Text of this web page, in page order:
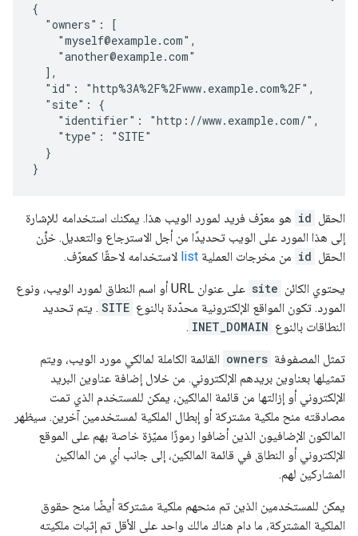
{
  "owners": [
    "myself@example.com",
    "another@example.com"
  ],
  "id": "http%3A%2F%2Fwww.example.com%2F",
  "site": {
    "identifier": "http://www.example.com/",
    "type": "SITE"
  }
}
الحقل id هو معرّف فريد لمورد الويب هذا. يمكنك استخدامه للإشارة
إلى هذا المورد على الويب تحديدًا من أجل الاسترجاع والتعديل. خزِّن
الحقل id من مخرجات العملية list لاستخدامه لاحقًا كمعرّف.
يحتوي الكائن site
على عنوان URL أو اسم النطاق لمورد الويب، ونوع
المورد. تكون المواقع الإلكترونية محدّدة بالنوع SITE . يتم تحديد
النطاقات بالنوع INET_DOMAIN
.
تمثل المصفوفة owners القائمة الكاملة لمالكي مورد الويب، ويتم
تمثيلها بعناوين بريدهم الإلكتروني. من خلال إضافة عناوين البريد
الإلكتروني أو إزالتها من قائمة المالكين، يمكن للمستخدم الذي تمت
مصادقته منح ملكية مشتركة أو إبطال الملكية لمستخدمين آخرين. سيظهر
المالكون الإضافيون الذين أضافوا رموزًا مميّزة خاصة بهم على الموقع
الإلكتروني أو النطاق في قائمة المالكين، إلى جانب أي من المالكين
المشاركين لهم.
يمكن للمستخدمين الذين تم منحهم ملكية مشتركة أيضًا منح حقوق
الملكية المشتركة، ما دام هناك مالك واحد على الأقل تم إثبات ملكيته